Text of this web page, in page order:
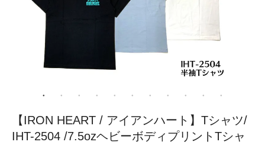
【IRON HEART / アイアンハート】Tシャツ/
IHT-2504 /7.5ozヘビーボディプリントTシャ